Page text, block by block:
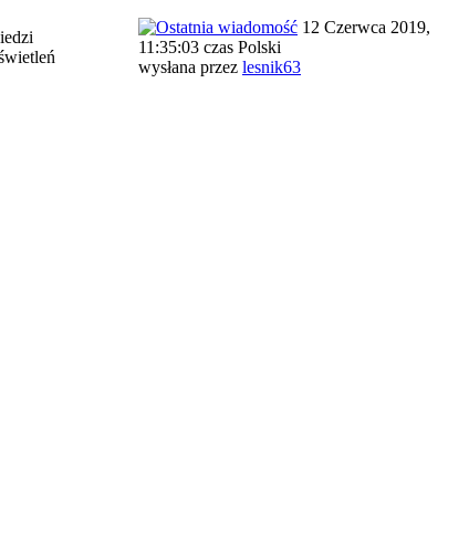
12 Czerwca 2019,
11:35:03 czas Polski
wysłana przez lesnik63